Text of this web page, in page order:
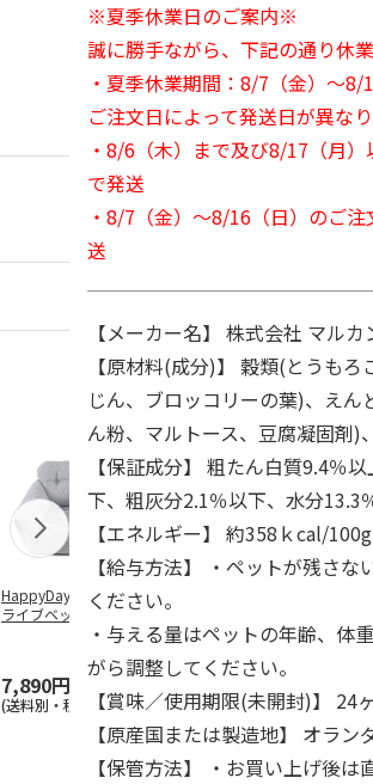
HappyDays 2wayド
ライブベッド グレ
7,890円
(送料別・税込)
獣医師開発 ニオイ
をとる砂専用 猫ト
イレ ナチュラルグ
1,550円
(送料別・税込)
ンド 4L
(送料別・
※夏季休業日のご案内※
誠に勝手ながら、下記の通り休
・夏季休業期間：8/7（金）～8/
ご注文日によって発送日が異な
・8/6（木）まで及び8/17（月
で発送
・8/7（金）～8/16（日）のご
送
【メーカー名】 株式会社 マルカ
【原材料(成分)】 穀類(とうも
じん、ブロッコリーの葉)、え
ん粉、マルトース、豆腐凝固剤)
【保証成分】 粗たん白質9.4％
下、粗灰分2.1％以下、水分13.3
【エネルギー】 約358ｋcal/100g
【給与方法】 ・ペットが残さ
ください。
・与える量はペットの年齢、体
がら調整してください。
【賞味／使用期限(未開封)】 24
【原産国または製造地】 オラ
【保管方法】 ・お買い上げ後